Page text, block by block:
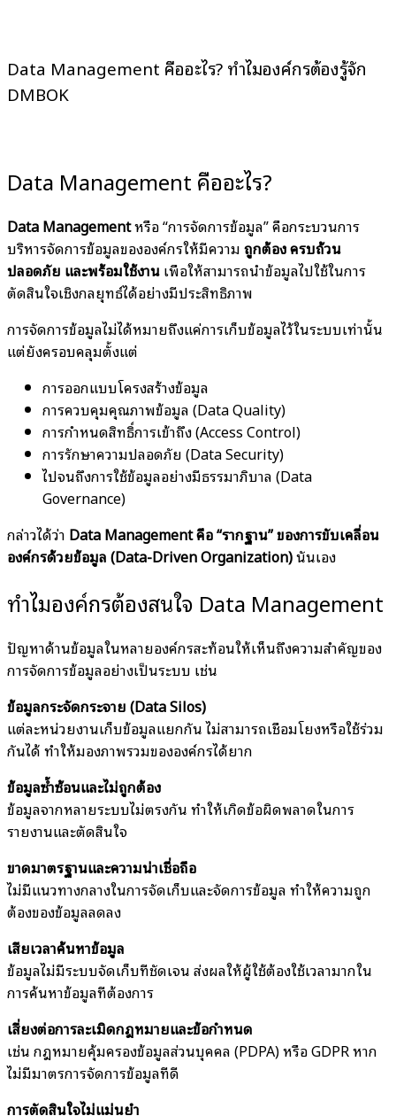
Data Management คืออะไร? ทำไมองค์กรต้องรู้จัก
DMBOK
Data Management คืออะไร?
Data Managementหรือ “การจัดการข้อมูล” คือกระบวนการ
บริหารจัดการข้อมูลขององค์กรให้มีความถูกต้อง ครบถ้วน
ปลอดภัย และพร้อมใช้งานเพื่อให้สามารถนำข้อมูลไปใช้ในการ
ตัดสินใจเชิงกลยุทธ์ได้อย่างมีประสิทธิภาพ
การจัดการข้อมูลไม่ได้หมายถึงแค่การเก็บข้อมูลไว้ในระบบเท่านั้น
แต่ยังครอบคลุมตั้งแต่
การออกแบบโครงสร้างข้อมูล
การควบคุมคุณภาพข้อมูล (Data Quality)
การกำหนดสิทธิ์การเข้าถึง (Access Control)
การรักษาความปลอดภัย (Data Security)
ไปจนถึงการใช้ข้อมูลอย่างมีธรรมาภิบาล (Data
Governance)
กล่าวได้ว่า Data Management คือ “รากฐาน” ของการขับเคลื่อน
องค์กรด้วยข้อมูล (Data-Driven Organization)นั่นเอง
ทำไมองค์กรต้องสนใจ Data Management
ปัญหาด้านข้อมูลในหลายองค์กรสะท้อนให้เห็นถึงความสำคัญของ
การจัดการข้อมูลอย่างเป็นระบบ เช่น
ข้อมูลกระจัดกระจาย (Data Silos)
แต่ละหน่วยงานเก็บข้อมูลแยกกัน ไม่สามารถเชื่อมโยงหรือใช้ร่วม
กันได้ ทำให้มองภาพรวมขององค์กรได้ยาก
ข้อมูลซ้ำซ้อนและไม่ถูกต้อง
ข้อมูลจากหลายระบบไม่ตรงกัน ทำให้เกิดข้อผิดพลาดในการ
รายงานและตัดสินใจ
ขาดมาตรฐานและความน่าเชื่อถือ
ไม่มีแนวทางกลางในการจัดเก็บและจัดการข้อมูล ทำให้ความถูก
ต้องของข้อมูลลดลง
เสียเวลาค้นหาข้อมูล
ข้อมูลไม่มีระบบจัดเก็บที่ชัดเจน ส่งผลให้ผู้ใช้ต้องใช้เวลามากใน
การค้นหาข้อมูลที่ต้องการ
เสี่ยงต่อการละเมิดกฎหมายและข้อกำหนด
เช่น กฎหมายคุ้มครองข้อมูลส่วนบุคคล (PDPA) หรือ GDPR หาก
ไม่มีมาตรการจัดการข้อมูลที่ดี
การตัดสินใจไม่แม่นยำ